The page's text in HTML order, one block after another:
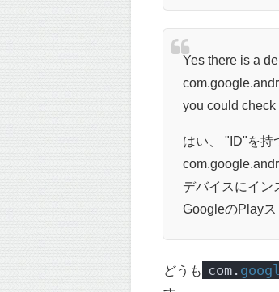
Yes there is a
you could check
はい、 "ID"を持
デバイスにイン
GoogleのPlayス
どうも com.